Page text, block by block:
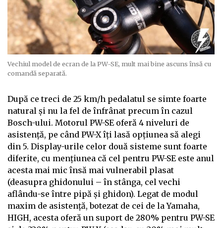
Vechiul model de ecran de la PW-SE, mult mai bine ascuns însă cu
comandă separată.
După ce treci de 25 km/h pedalatul se simte foarte
natural și nu la fel de înfrânat precum în cazul
Bosch-ului. Motorul PW-SE oferă 4 niveluri de
asistență, pe când PW-X îți lasă opțiunea să alegi
din 5. Display-urile celor două sisteme sunt foarte
diferite, cu mențiunea că cel pentru PW-SE este anul
acesta mai mic însă mai vulnerabil plasat
(deasupra ghidonului – în stânga, cel vechi
aflându-se între pipă și ghidon). Legat de modul
maxim de asistență, botezat de cei de la Yamaha,
HIGH, acesta oferă un suport de 280% pentru PW-SE